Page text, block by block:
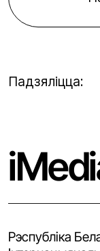
Падзяліцца:
Рэспубліка